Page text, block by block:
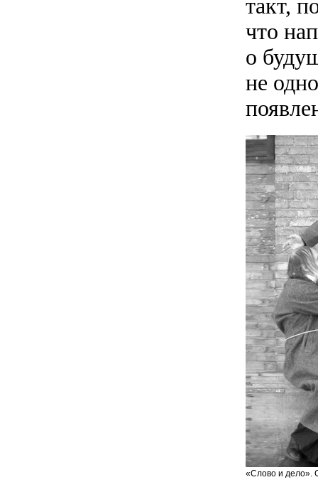
такт,
что
о
не
«Слово и дело».